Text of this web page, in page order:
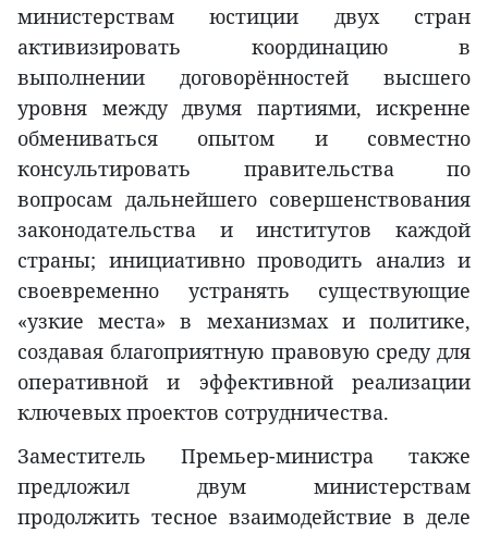
министерствам юстиции двух стран
активизировать координацию в
выполнении договорённостей высшего
уровня между двумя партиями, искренне
обмениваться опытом и совместно
консультировать правительства по
вопросам дальнейшего совершенствования
законодательства и институтов каждой
страны; инициативно проводить анализ и
своевременно устранять существующие
«узкие места» в механизмах и политике,
создавая благоприятную правовую среду для
оперативной и эффективной реализации
ключевых проектов сотрудничества.
Заместитель Премьер-министра также
предложил двум министерствам
продолжить тесное взаимодействие в деле